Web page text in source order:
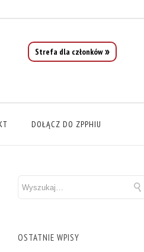
Strefa dla członków
DOŁĄCZ DO ZPPHIU
OSTATNIE WPISY